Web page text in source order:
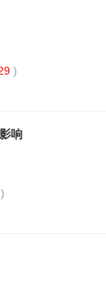
)
响
)